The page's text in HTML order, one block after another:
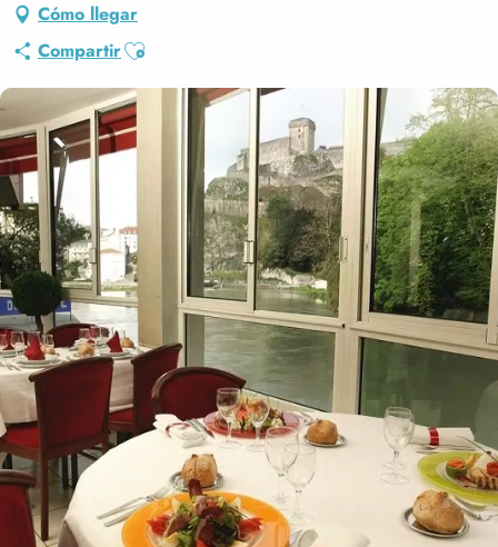
Cómo llegar
CompartirAjouter aux favoris